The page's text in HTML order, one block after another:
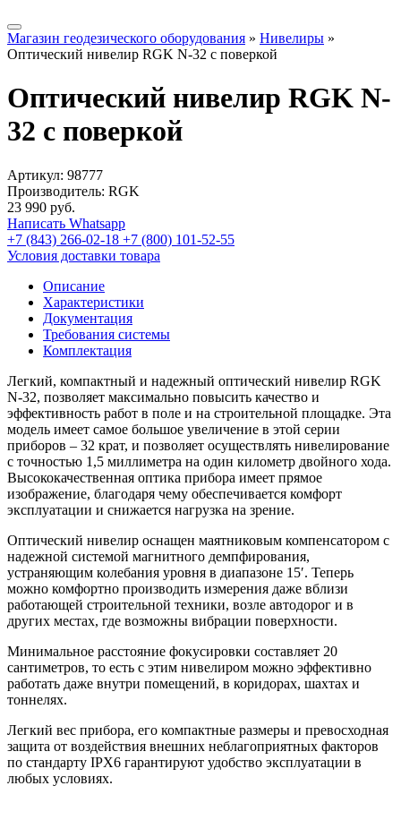
Магазин геодезического оборудования » Нивелиры »
Оптический нивелир RGK N-32 с поверкой
Оптический нивелир RGK N-
32 с поверкой
Артикул: 98777
Производитель: RGK
23 990 руб.
Написать Whatsapp
+7 (843) 266-02-18 +7 (800) 101-52-55
Условия доставки товара
Описание
Характеристики
Документация
Требования системы
Комплектация
Легкий, компактный и надежный оптический нивелир RGK
N-32, позволяет максимально повысить качество и
эффективность работ в поле и на строительной площадке. Эта
модель имеет самое большое увеличение в этой серии
приборов – 32 крат, и позволяет осуществлять нивелирование
с точностью 1,5 миллиметра на один километр двойного хода.
Высококачественная оптика прибора имеет прямое
изображение, благодаря чему обеспечивается комфорт
эксплуатации и снижается нагрузка на зрение.
Оптический нивелир оснащен маятниковым компенсатором с
надежной системой магнитного демпфирования,
устраняющим колебания уровня в диапазоне 15′. Теперь
можно комфортно производить измерения даже вблизи
работающей строительной техники, возле автодорог и в
других местах, где возможны вибрации поверхности.
Минимальное расстояние фокусировки составляет 20
сантиметров, то есть с этим нивелиром можно эффективно
работать даже внутри помещений, в коридорах, шахтах и
тоннелях.
Легкий вес прибора, его компактные размеры и превосходная
защита от воздействия внешних неблагоприятных факторов
по стандарту IPX6 гарантируют удобство эксплуатации в
любых условиях.